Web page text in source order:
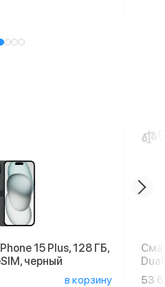
15 Plus, 128 ГБ,
черный
в корзину
53